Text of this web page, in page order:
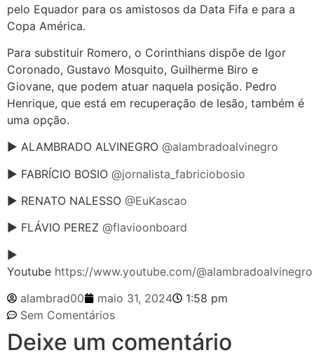
pelo Equador para os amistosos da Data Fifa e para a
Copa América.
Para substituir Romero, o Corinthians dispõe de Igor
Coronado, Gustavo Mosquito, Guilherme Biro e
Giovane, que podem atuar naquela posição. Pedro
Henrique, que está em recuperação de lesão, também é
uma opção.
► ALAMBRADO ALVINEGRO @alambradoalvinegro
► FABRÍCIO BOSIO @jornalista_fabriciobosio
► RENATO NALESSO @EuKascao
► FLÁVIO PEREZ @flavioonboard
►
Youtube https://www.youtube.com/@alambradoalvinegro
alambrad00
maio 31, 2024
1:58 pm
Sem Comentários
Deixe um comentário